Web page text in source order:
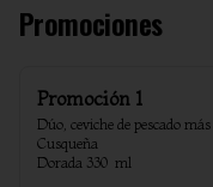
Promociones
Promoción 1
Dúo, ceviche de pescado
Cusqueña
Dorada 330  ml